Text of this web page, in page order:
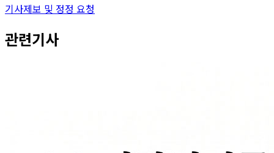
기사제보 및 정정 요청
관련기사